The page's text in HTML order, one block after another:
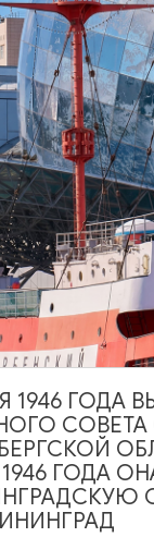
филармония
1946 ГОДА
ГОДА